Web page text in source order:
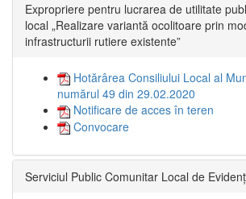
Expropriere pentru lucrarea de utilitate
local „Realizare variantă ocolitoare prin
infrastructurii rutiere existente”
Hotărârea Consiliului Local al
numărul 49 din 29.02.2020
Notificare de acces în teren
Convocare
Serviciul Public Comunitar Local de